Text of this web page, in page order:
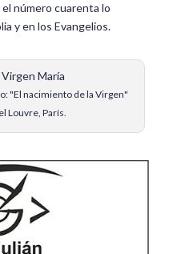
número cuarenta lo
y en los Evangelios.
"El nacimiento de la Virgen"
Louvre, París.